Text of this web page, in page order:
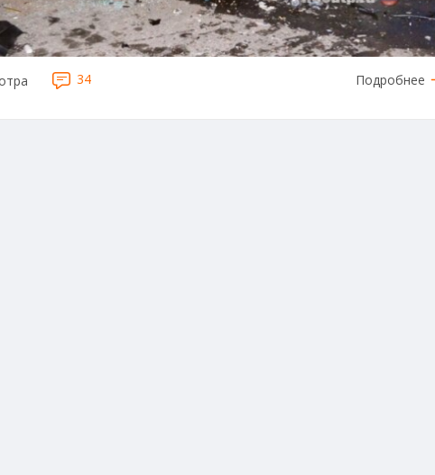
34 Подробнее